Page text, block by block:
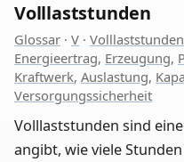
Volllaststunden
Glossar · V · Volllaststunden
Energieertrag, Erzeugung,
Kraftwerk, Auslastung,
Versorgungssicherheit
Volllaststunden sind
angibt, wie viele